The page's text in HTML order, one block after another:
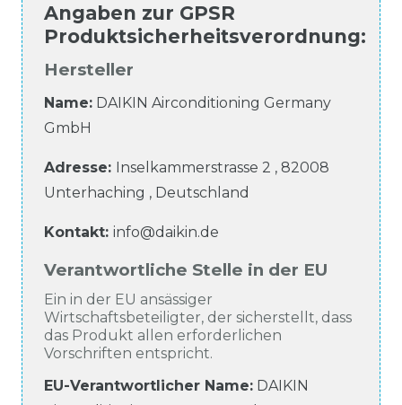
Angaben zur GPSR
Produktsicherheitsverordnung:
Hersteller
Name: DAIKIN Airconditioning Germany
GmbH
Adresse: Inselkammerstrasse 2 , 82008
Unterhaching , Deutschland
Kontakt: info@daikin.de
Verantwortliche Stelle in der EU
Ein in der EU ansässiger
Wirtschaftsbeteiligter, der sicherstellt, dass
das Produkt allen erforderlichen
Vorschriften entspricht.
EU-Verantwortlicher Name: DAIKIN